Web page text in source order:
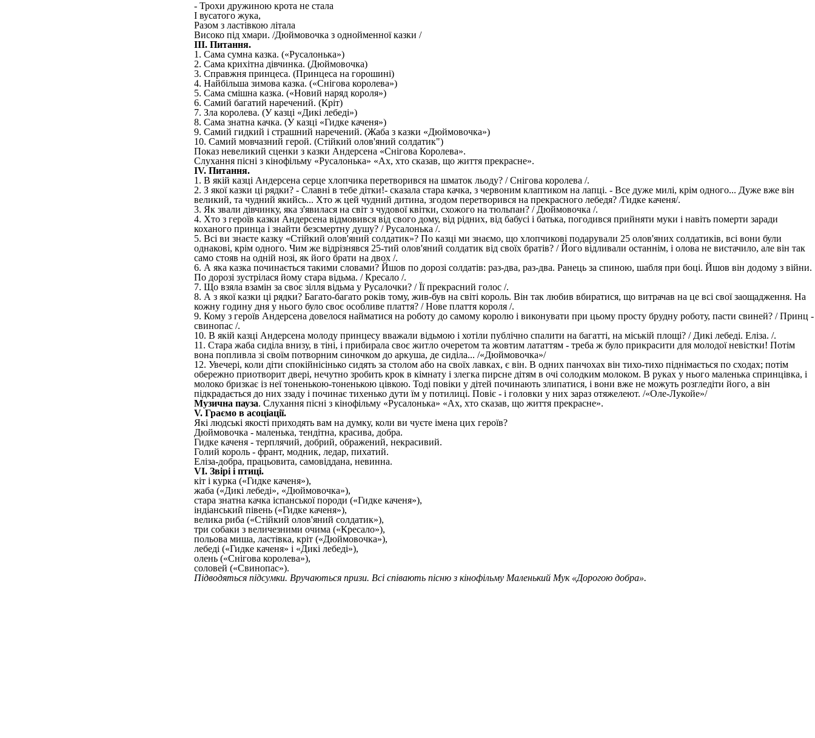
- Трохи дружиною крота не стала
І вусатого жука,
Разом з ластівкою літала
Високо під хмари. /Дюймовочка з однойменної казки /
III. Питання.
1. Сама сумна казка. («Русалонька»)
2. Сама крихітна дівчинка. (Дюймовочка)
3. Справжня принцеса. (Принцеса на горошині)
4. Найбільша зимова казка. («Снігова королева»)
5. Сама смішна казка. («Новий наряд короля»)
6. Самий багатий наречений. (Кріт)
7. Зла королева. (У казці «Дикі лебеді»)
8. Сама знатна качка. (У казці «Гидке каченя»)
9. Самий гидкий і страшний наречений. (Жаба з казки «Дюймовочка»)
10. Самий мовчазний герой. (Стійкий олов'яний солдатик")
Показ невеликий сценки з казки Андерсена «Снігова Королева».
Слухання пісні з кінофільму «Русалонька» «Ах, хто сказав, що життя прекрасне».
IV. Питання.
1. В якій казці Андерсена серце хлопчика перетворився на шматок льоду? / Снігова королева /.
2. З якої казки ці рядки? - Славні в тебе дітки!- сказала стара качка, з червоним клаптиком на лапці. - Все дуже милі, крім одного... Дуже вже він
великий, та чудний якийсь... Хто ж цей чудний дитина, згодом перетворився на прекрасного лебедя? /Гидке каченя/.
3. Як звали дівчинку, яка з'явилася на світ з чудової квітки, схожого на тюльпан? / Дюймовочка /.
4. Хто з героїв казки Андерсена відмовився від свого дому, від рідних, від бабусі і батька, погодився прийняти муки і навіть померти заради
коханого принца і знайти безсмертну душу? / Русалонька /.
5. Всі ви знаєте казку «Стійкий олов'яний солдатик»? По казці ми знаємо, що хлопчикові подарували 25 олов'яних солдатиків, всі вони були
однакові, крім одного. Чим же відрізнявся 25-тий олов'яний солдатик від своїх братів? / Його відливали останнім, і олова не вистачило, але він так
само стояв на одній нозі, як його брати на двох /.
6. А яка казка починається такими словами? Йшов по дорозі солдатів: раз-два, раз-два. Ранець за спиною, шабля при боці. Йшов він додому з війни.
По дорозі зустрілася йому стара відьма. / Кресало /.
7. Що взяла взамін за своє зілля відьма у Русалочки? / Її прекрасний голос /.
8. А з якої казки ці рядки? Багато-багато років тому, жив-був на світі король. Він так любив вбиратися, що витрачав на це всі свої заощадження. На
кожну годину дня у нього було своє особливе плаття? / Нове плаття короля /.
9. Кому з героїв Андерсена довелося найматися на роботу до самому королю і виконувати при цьому просту брудну роботу, пасти свиней? / Принц -
свинопас /.
10. В якій казці Андерсена молоду принцесу вважали відьмою і хотіли публічно спалити на багатті, на міській площі? / Дикі лебеді. Еліза. /.
11. Стара жаба сиділа внизу, в тіні, і прибирала своє житло очеретом та жовтим лататтям - треба ж було прикрасити для молодої невістки! Потім
вона попливла зі своїм потворним синочком до аркуша, де сиділа... /«Дюймовочка»/
12. Увечері, коли діти спокійнісінько сидять за столом або на своїх лавках, є він. В одних панчохах він тихо-тихо піднімається по сходах; потім
обережно приотворит двері, нечутно зробить крок в кімнату і злегка пирсне дітям в очі солодким молоком. В руках у нього маленька спринцівка, і
молоко бризкає із неї тоненькою-тоненькою цівкою. Тоді повіки у дітей починають злипатися, і вони вже не можуть розгледіти його, а він
підкрадається до них ззаду і починає тихенько дути їм у потилиці. Повіє - і головки у них зараз отяжелеют. /«Оле-Лукойе»/
Музична пауза. Слухання пісні з кінофільму «Русалонька» «Ах, хто сказав, що життя прекрасне».
V. Граємо в асоціації.
Які людські якості приходять вам на думку, коли ви чуєте імена цих героїв?
Дюймовочка - маленька, тендітна, красива, добра.
Гидке каченя - терплячий, добрий, ображений, некрасивий.
Голий король - франт, модник, ледар, пихатий.
Еліза-добра, працьовита, самовіддана, невинна.
VI. Звірі і птиці.
кіт і курка («Гидке каченя»),
жаба («Дикі лебеді», «Дюймовочка»),
стара знатна качка іспанської породи («Гидке каченя»),
індіанський півень («Гидке каченя»),
велика риба («Стійкий олов'яний солдатик»),
три собаки з величезними очима («Кресало»),
польова миша, ластівка, кріт («Дюймовочка»),
лебеді («Гидке каченя» і «Дикі лебеді»),
олень («Снігова королева»),
соловей («Свинопас»).
Підводяться підсумки. Вручаються призи. Всі співають пісню з кінофільму Маленький Мук «Дорогою добра».